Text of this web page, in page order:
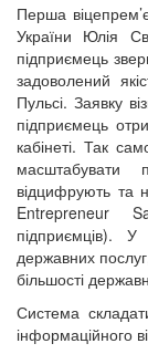
Перша
України Юлія
підприємець
задоволений
Пульсі. Заявку
підприємець
кабінеті. Так
масштабувати
відцифрують та
Entrepreneur
підприємців). У
державних
більшості
Система
інформаційного